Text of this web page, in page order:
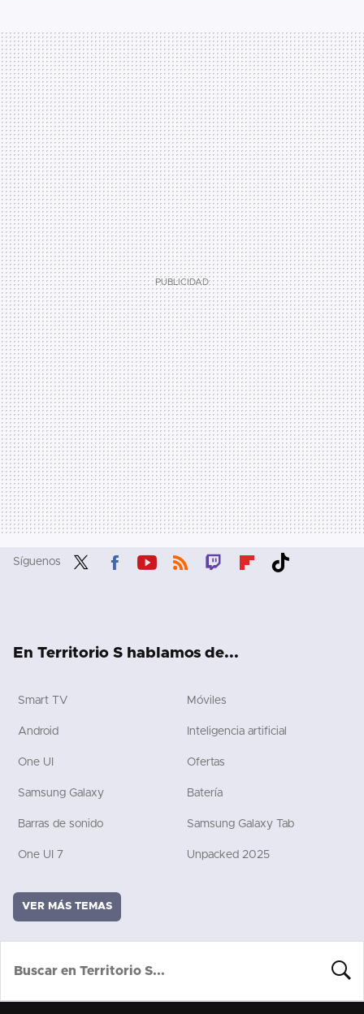
Síguenos
En Territorio S hablamos de...
Smart TV Móviles
Android Inteligencia artificial
One UI Ofertas
Samsung Galaxy Batería
Barras de sonido Samsung Galaxy Tab
One UI 7 Unpacked 2025
VER MÁS TEMAS